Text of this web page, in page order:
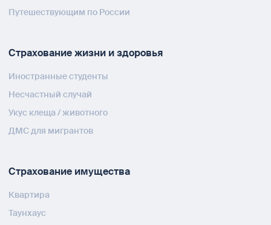
Путешествующим по России
Страхование жизни и здоровья
Иностранные студенты
Несчастный случай
Укус клеща / животного
ДМС для мигрантов
Страхование имущества
Квартира
Таунхаус